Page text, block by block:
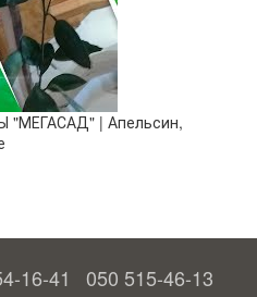
| Апельсин,
16-41 050 515-46-13